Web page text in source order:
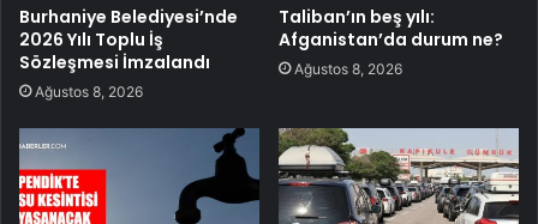
Burhaniye Belediyesi’nde
2026 Yılı Toplu İş
Sözleşmesi İmzalandı
Ağustos 8, 2026
Taliban’ın beş yılı:
Afganistan’da durum ne?
Ağustos 8, 2026